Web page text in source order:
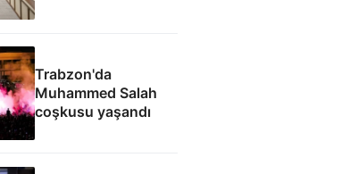
komisyondan geçti
Trabzon'da
Muhammed Salah
coşkusu yaşandı